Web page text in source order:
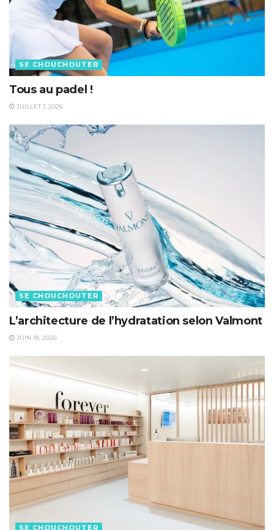
SE CHOUCHOUTER
Tous au padel !
JUILLET 1, 2026
SE CHOUCHOUTER
L’architecture de l’hydratation selon Valmont
JUIN 18, 2026
SE CHOUCHOUTER